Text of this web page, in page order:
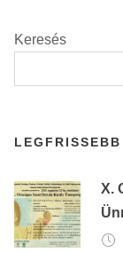
Keresés
X.